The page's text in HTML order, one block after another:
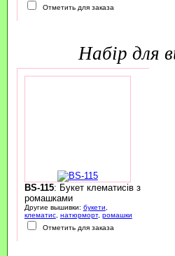
Отметить для заказа
набір
BS-115: Букет клематисів з
ромашками
Другие вышивки: букети
клематис, натюрморт, ромашки
Отметить для заказа